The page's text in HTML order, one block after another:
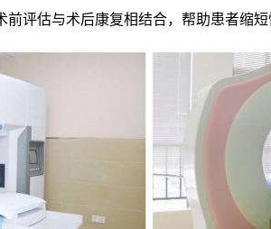
评估与术后康复相结合，帮助患者缩短